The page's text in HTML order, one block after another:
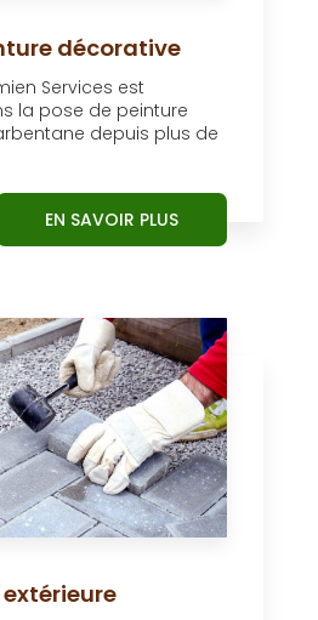
décorative
Services est
la pose de peinture
depuis plus de
EN SAVOIR PLUS